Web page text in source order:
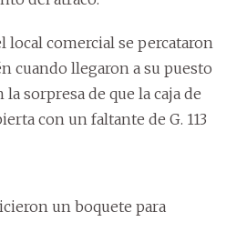
local comercial se percataron
cuando llegaron a su puesto
sorpresa de que la caja de
con un faltante de G. 113
un boquete para